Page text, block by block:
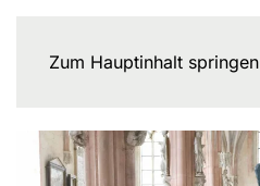
Zum Hauptinhalt springen